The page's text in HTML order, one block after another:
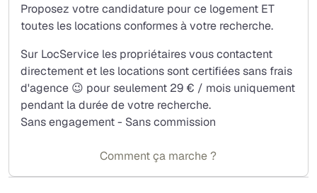
Proposez votre candidature pour ce logement ET
toutes les locations conformes à votre recherche.
Sur LocService les propriétaires vous contactent
directement et les locations sont certifiées sans frais
d'agence 😉 pour seulement 29 € / mois uniquement
pendant la durée de votre recherche.
Sans engagement - Sans commission
Comment ça marche ?